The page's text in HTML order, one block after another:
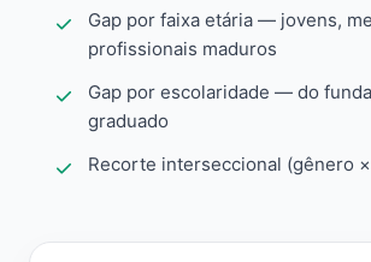
Gap por faixa etária — jovens,
profissionais maduros
Gap por escolaridade — do
graduado
Recorte interseccional (gênero